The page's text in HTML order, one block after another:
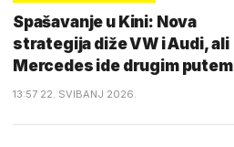
Spašavanje u Kini: Nova
strategija diže VW i Audi, ali
Mercedes ide drugim putem
13:57 22. SVIBANJ 2026.